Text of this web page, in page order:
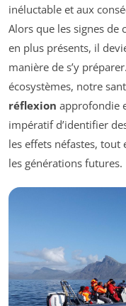
inéluctable et aux
Alors que les signes de
en plus présents, il
manière de s’y
écosystèmes, notre
réflexion approfondie
impératif d’identifier
les effets néfastes, tout
les générations futures.